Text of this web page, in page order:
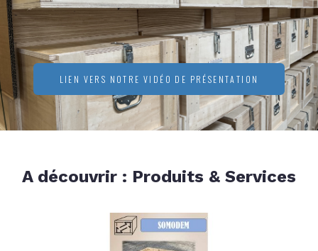
LIEN VERS NOTRE VIDÉO DE PRÉSENTATION
A découvrir : Produits & Services